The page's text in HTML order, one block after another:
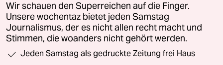
Wir schauen den Superreichen auf die Finger.
Unsere wochentaz bietet jeden Samstag
Journalismus, der es nicht allen recht macht und
Stimmen, die woanders nicht gehört werden.
Jeden Samstag als gedruckte Zeitung frei Haus